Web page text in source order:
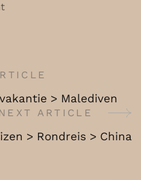
on
India
> Malediven
NEXT ARTICLE
> Rondreis > China